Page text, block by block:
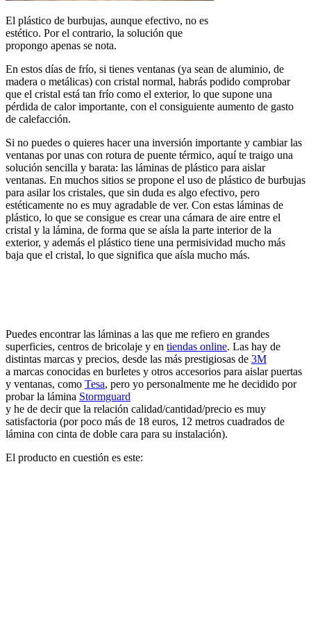
El plástico de burbujas, aunque efectivo, no es
estético. Por el contrario, la solución que
propongo apenas se nota.
En estos días de frío, si tienes ventanas (ya sean de aluminio, de
madera o metálicas) con cristal normal, habrás podido comprobar
que el cristal está tan frío como el exterior, lo que supone una
pérdida de calor importante, con el consiguiente aumento de gasto
de calefacción.
Si no puedes o quieres hacer una inversión importante y cambiar las
ventanas por unas con rotura de puente térmico, aquí te traigo una
solución sencilla y barata: las láminas de plástico para aislar
ventanas. En muchos sitios se propone el uso de plástico de burbujas
para asilar los cristales, que sin duda es algo efectivo, pero
estéticamente no es muy agradable de ver. Con estas láminas de
plástico, lo que se consigue es crear una cámara de aire entre el
cristal y la lámina, de forma que se aísla la parte interior de la
exterior, y además el plástico tiene una permisividad mucho más
baja que el cristal, lo que significa que aísla mucho más.
Puedes encontrar las láminas a las que me refiero en grandes
superficies, centros de bricolaje y en tiendas online. Las hay de
distintas marcas y precios, desde las más prestigiosas de 3M
a marcas conocidas en burletes y otros accesorios para aislar puertas
y ventanas, como Tesa, pero yo personalmente me he decidido por
probar la lámina Stormguard
y he de decir que la relación calidad/cantidad/precio es muy
satisfactoria (por poco más de 18 euros, 12 metros cuadrados de
lámina con cinta de doble cara para su instalación).
El producto en cuestión es este: